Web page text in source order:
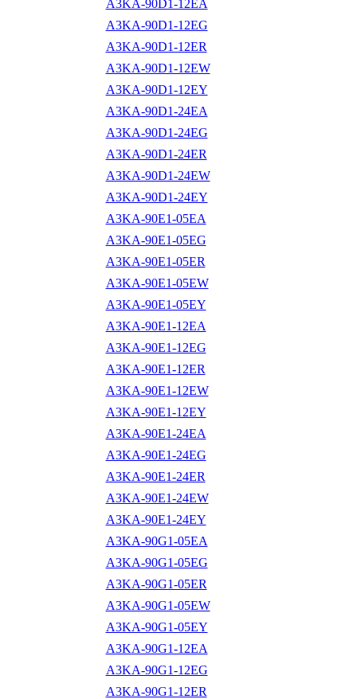
A3KA-90D1-12EA
A3KA-90D1-12EG
A3KA-90D1-12ER
A3KA-90D1-12EW
A3KA-90D1-12EY
A3KA-90D1-24EA
A3KA-90D1-24EG
A3KA-90D1-24ER
A3KA-90D1-24EW
A3KA-90D1-24EY
A3KA-90E1-05EA
A3KA-90E1-05EG
A3KA-90E1-05ER
A3KA-90E1-05EW
A3KA-90E1-05EY
A3KA-90E1-12EA
A3KA-90E1-12EG
A3KA-90E1-12ER
A3KA-90E1-12EW
A3KA-90E1-12EY
A3KA-90E1-24EA
A3KA-90E1-24EG
A3KA-90E1-24ER
A3KA-90E1-24EW
A3KA-90E1-24EY
A3KA-90G1-05EA
A3KA-90G1-05EG
A3KA-90G1-05ER
A3KA-90G1-05EW
A3KA-90G1-05EY
A3KA-90G1-12EA
A3KA-90G1-12EG
A3KA-90G1-12ER